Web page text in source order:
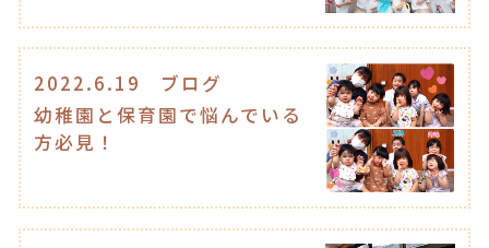
2022.6.19
ブログ
幼稚園と保育園で悩んでいる
方必見！